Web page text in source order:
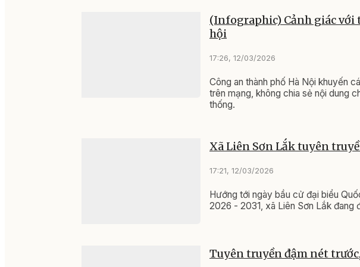
(Infographic) Cảnh giác với
hội
17:26, 12/03/2026
Công an thành phố Hà Nội khuyến
trên mạng, không chia sẻ nội dung
thống.
Xã Liên Sơn Lắk tuyên
17:21, 12/03/2026
Hướng tới ngày bầu cử đại biểu
2026 - 2031, xã Liên Sơn Lắk đang
Tuyên truyền đậm nét